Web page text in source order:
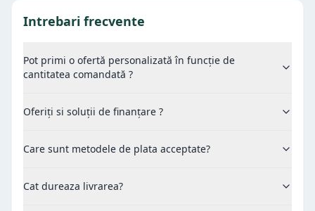
Intrebari frecvente
Pot primi o ofertă personalizată în funcție de
cantitatea comandată ?
Oferiți si soluții de finanțare ?
Care sunt metodele de plata acceptate?
Cat dureaza livrarea?